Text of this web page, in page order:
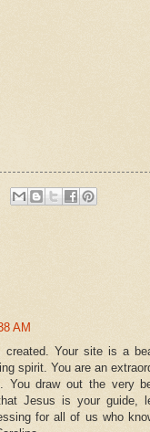
AM
Your site is a
spirit. You are an
You draw out the very
Jesus is your guide,
for all of us who